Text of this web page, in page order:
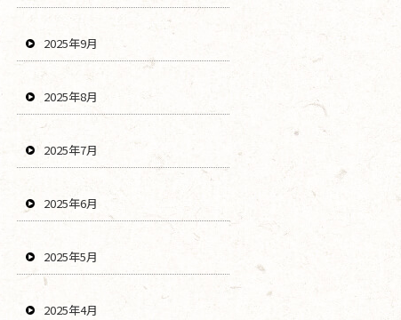
2025年9月
2025年8月
2025年7月
2025年6月
2025年5月
2025年4月